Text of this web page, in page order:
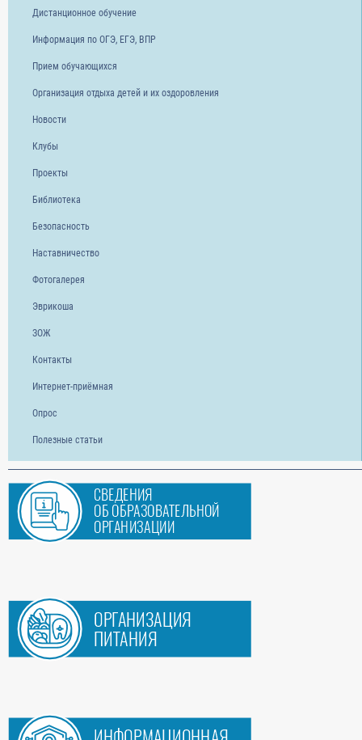
Дистанционное обучение
Информация по ОГЭ, ЕГЭ, ВПР
Прием обучающихся
Организация отдыха детей и их оздоровления
Новости
Клубы
Проекты
Библиотека
Безопасность
Наставничество
Фотогалерея
Эврикоша
ЗОЖ
Контакты
Интернет-приёмная
Опрос
Полезные статьи